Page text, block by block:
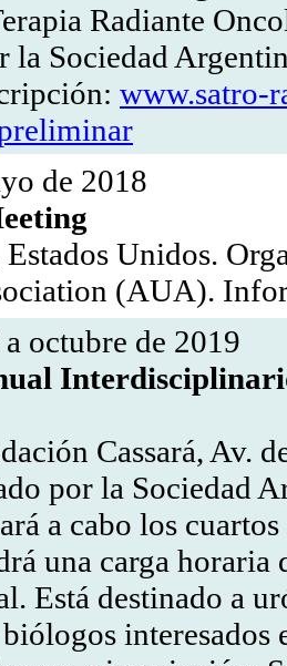
Radiante
la Sociedad
www.satro-
de 2018
Estados Unidos.
(AUA).
octubre de 2019
Cassará, Av.
por la Sociedad
a cabo los
una carga horaria
Está destinado a
interesados